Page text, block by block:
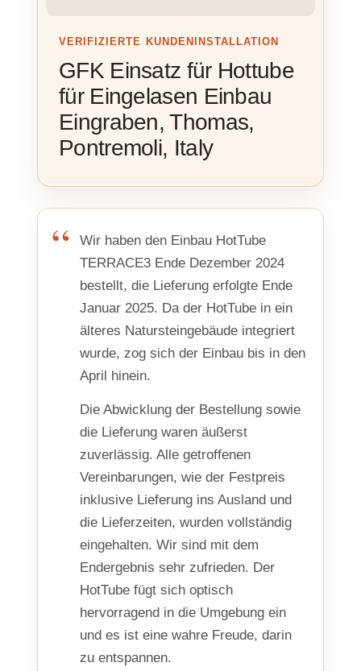
VERIFIZIERTE KUNDENINSTALLATION
GFK Einsatz für Hottube
für Eingelasen Einbau
Eingraben, Thomas,
Pontremoli, Italy
Wir haben den Einbau HotTube
TERRACE3 Ende Dezember 2024
bestellt, die Lieferung erfolgte Ende
Januar 2025. Da der HotTube in ein
älteres Natursteingebäude integriert
wurde, zog sich der Einbau bis in den
April hinein.
Die Abwicklung der Bestellung sowie
die Lieferung waren äußerst
zuverlässig. Alle getroffenen
Vereinbarungen, wie der Festpreis
inklusive Lieferung ins Ausland und
die Lieferzeiten, wurden vollständig
eingehalten. Wir sind mit dem
Endergebnis sehr zufrieden. Der
HotTube fügt sich optisch
hervorragend in die Umgebung ein
und es ist eine wahre Freude, darin
zu entspannen.